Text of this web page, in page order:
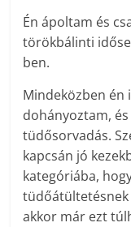
Én ápoltam és
törökbálinti
ben.
Mindeközben én
dohányoztam,
tüdősorvadás.
kapcsán jó
kategóriába,
tüdőátültetésnek
akkor már ezt